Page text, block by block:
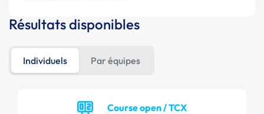
Résultats disponibles
Individuels Par équipes
Course open / TCX